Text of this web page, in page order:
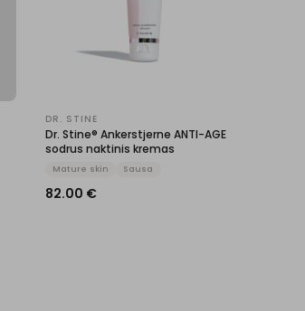
DR. STINE
Dr. Stine® Ankerstjerne ANTI-AGE
sodrus naktinis kremas
Mature skin Sausa
82.00 €